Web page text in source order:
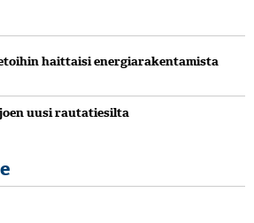
haittaisi energiarakentamista
uusi rautatiesilta